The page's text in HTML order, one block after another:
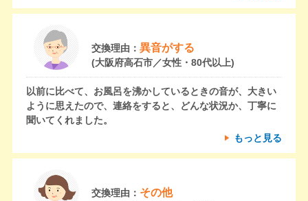
交換理由： 異音がする
(大阪府高石市／女性・80代以上)
以前に比べて、お風呂を沸かしているときの音が、大きい
ように思えたので、連絡をすると、どんな状況か、丁寧に
聞いてくれました。
もっと見る
交換理由： その他